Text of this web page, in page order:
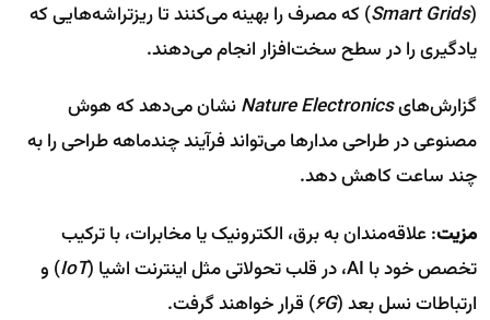
(
Smart Grids) که مصرف را بهینه می‌کنند تا ریزتراشه‌هایی که
یادگیری را در سطح سخت‌افزار انجام می‌دهند.
گزارش‌هایNature Electronicsنشان می‌دهد که هوش
مصنوعی در طراحی مدارها می‌تواند فرآیند چندماهه طراحی را به
چند ساعت کاهش دهد.
مزیت: علاقه‌مندان به برق، الکترونیک یا مخابرات، با ترکیب
تخصص خود با AI، در قلب تحولاتی مثل اینترنت اشیا (
IoT) و
ارتباطات نسل بعد (6G) قرار خواهند گرفت.